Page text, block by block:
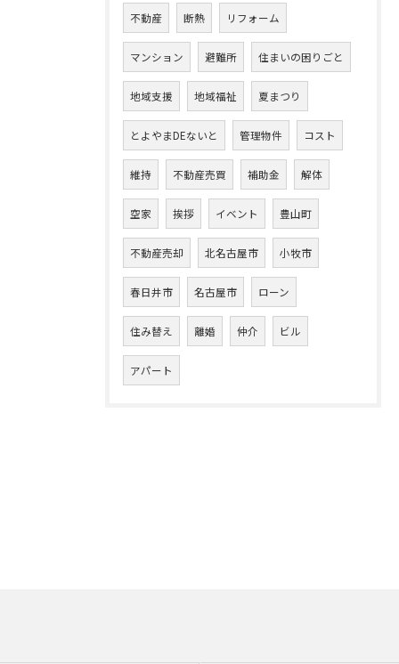
不動産 断熱 リフォーム
マンション 避難所 住まいの困りごと
地域支援 地域福祉 夏まつり
とよやまDEないと 管理物件 コスト
維持 不動産売買 補助金 解体
空家 挨拶 イベント 豊山町
不動産売却 北名古屋市 小牧市
春日井市 名古屋市 ローン
住み替え 離婚 仲介 ビル
アパート